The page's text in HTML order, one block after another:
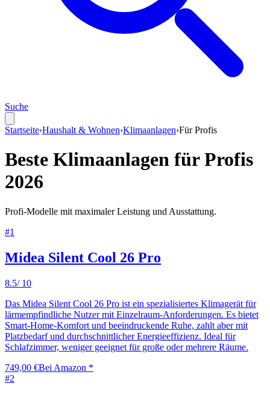
Suche
Startseite›Haushalt & Wohnen›Klimaanlagen›FürProfis
Beste Klimaanlagen fürProfis
2026
Profi-Modelle mit maximaler Leistung und Ausstattung.
#1
Midea Silent Cool 26 Pro
8.5/ 10
Das Midea Silent Cool 26 Pro ist ein spezialisiertes Klimagerät für
lärmempfindliche Nutzer mit Einzelraum-Anforderungen. Es bietet
Smart-Home-Komfort und beeindruckende Ruhe, zahlt aber mit
Platzbedarf und durchschnittlicher Energieeffizienz. Ideal für
Schlafzimmer, weniger geeignet für große oder mehrere Räume.
749,00 €Bei Amazon *
#2